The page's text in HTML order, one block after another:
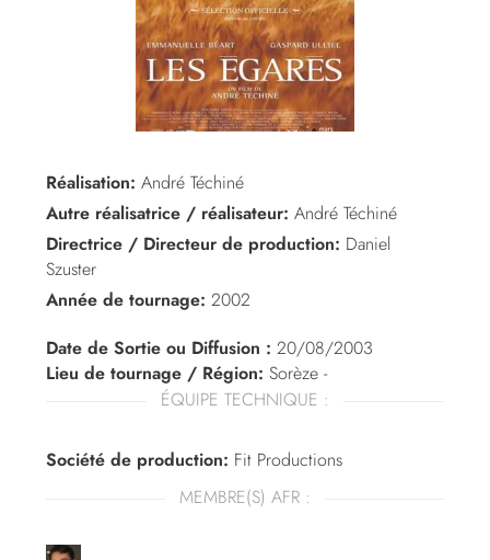
Réalisation: André Téchiné
Autre réalisatrice / réalisateur: André Téchiné
Directrice / Directeur de production: Daniel
Szuster
Année de tournage: 2002
Date de Sortie ou Diffusion :20/08/2003
Lieu de tournage / Région: Sorèze -
ÉQUIPE TECHNIQUE :
Société de production: Fit Productions
MEMBRE(S) AFR :